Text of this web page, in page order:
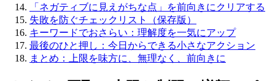
「ネガティブに見えがちな点」を前向きにクリアする
失敗を防ぐチェックリスト（保存版）
キーワードでおさらい：理解度を一気にアップ
最後のひと押し：今日からできる小さなアクション
まとめ：上限を味方に、無理なく、前向きに